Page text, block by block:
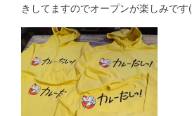
きしてますのでオープンが楽しみです